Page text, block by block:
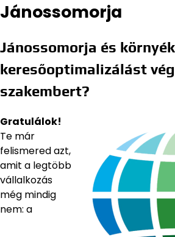
Jánossomorja
Jánossomorja és
keresőoptimalizálást
szakembert?
Gratulálok!
Te már
felismered azt,
amit a legtöbb
vállalkozás
még mindig
nem: a